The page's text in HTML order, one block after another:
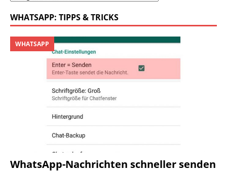
WHATSAPP: TIPPS & TRICKS
WhatsApp-Nachrichten schneller senden
WHATSAPP